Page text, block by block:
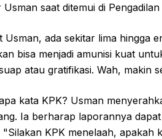
Usman saat ditemui di
Usman, ada sekitar lima hingga
bisa menjadi amunisi kuat
atau gratifikasi. Wah, makin
kata KPK? Usman
Ia berharap laporannya
KPK menelaah, apakah